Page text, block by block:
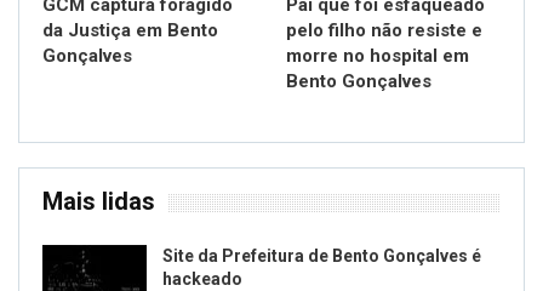
GCM captura foragido
da Justiça em Bento
Gonçalves
Pai que foi esfaqueado
pelo filho não resiste e
morre no hospital em
Bento Gonçalves
Mais lidas
Site da Prefeitura de Bento Gonçalves é
hackeado